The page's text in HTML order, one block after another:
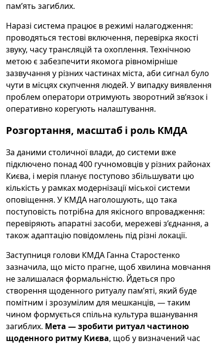
пам’ять загиблих.
Наразі система працює в режимі налагодження:
проводяться тестові включення, перевірка якості
звуку, часу трансляцій та охоплення. Технічною
метою є забезпечити якомога рівномірніше
зазвучання у різних частинах міста, аби сигнал було
чути в місцях скупчення людей. У випадку виявлення
проблем оператори отримують зворотний зв’язок і
оперативно корегують налаштування.
Розгортання, масштаб і роль КМДА
За даними столичної влади, до системи вже
підключено понад 400 гучномовців у різних районах
Києва, і мерія планує поступово збільшувати цю
кількість у рамках модернізації міської системи
оповіщення. У КМДА наголошують, що така
поступовість потрібна для якісного впровадження:
перевіряють апаратні засоби, мережеві з’єднання, а
також адаптацію повідомлень під різні локації.
Заступниця голови КМДА Ганна Старостенко
зазначила, що місто прагне, щоб хвилина мовчання
не залишалася формальністю. Йдеться про
створення щоденного ритуалу пам’яті, який буде
помітним і зрозумілим для мешканців, — таким
чином формується спільна культура вшанування
загиблих. Мета — зробити ритуал частиною
щоденного ритму Києва, щоб у визначений час